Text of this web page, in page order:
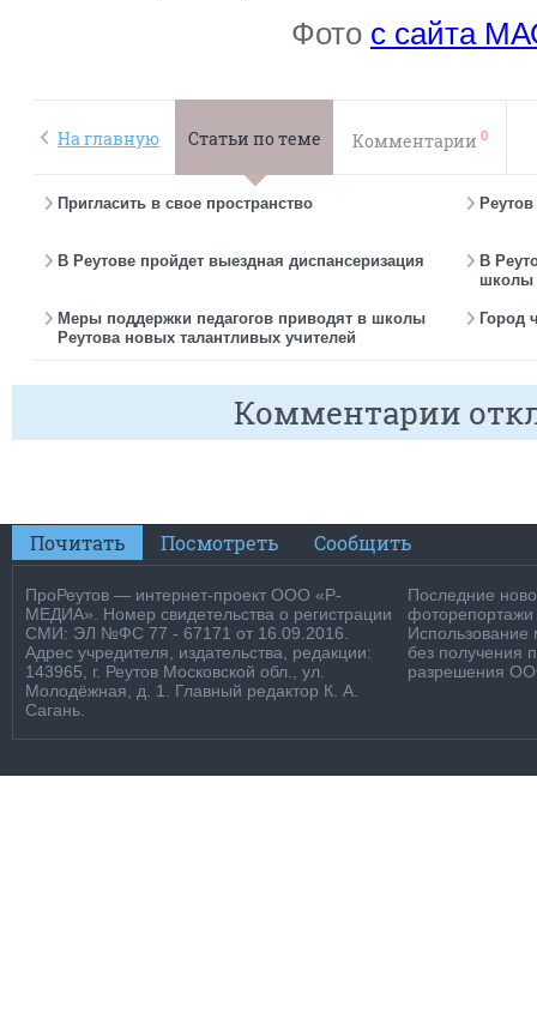
Фото с сайта
На главную Статьи по теме Комментарии 0
Пригласить в свое пространство
В Реутове пройдет выездная диспансеризация
В
школы
Меры поддержки педагогов приводят в школы
Реутова новых талантливых учителей
Город
Комментарии
Почитать Посмотреть Сообщить
ПроРеутов — интернет-проект ООО «Р-
МЕДИА». Номер свидетельства о регистрации
СМИ: ЭЛ №ФС 77 - 67171 от 16.09.2016.
Адрес учредителя, издательства, редакции:
143965, г. Реутов Московской обл., ул.
Молодёжная, д. 1. Главный редактор К. А.
Сагань.
Последние
фоторепортажи
Использование
без получения
разрешения